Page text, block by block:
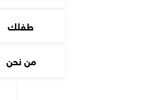
طفلك
من نحن